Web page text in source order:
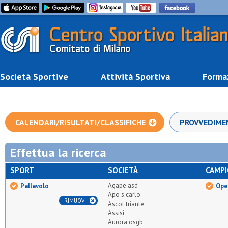
Società Sportive Attività Sportiva
CALENDARI/RISULTATI/CLASSIFICHE
Effettua la ricerca
SPORT
Pallavolo
RIMUOVI
SOCIETÀ
Agape asd
Apo s.carlo
Ascot triante
Assisi
Aurora osgb